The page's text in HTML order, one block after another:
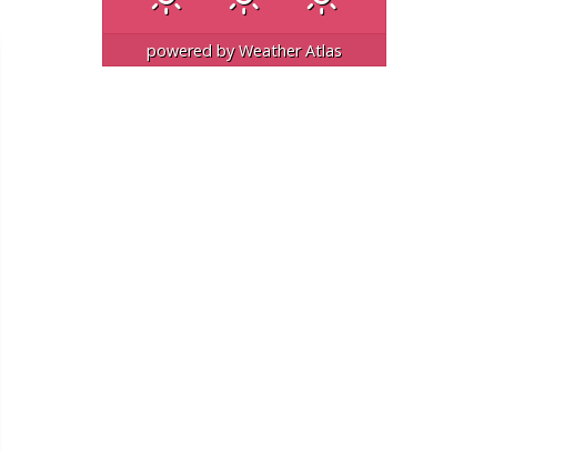
powered byWeather Atlas